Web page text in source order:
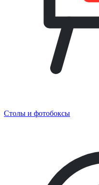
Столы и фотобоксы